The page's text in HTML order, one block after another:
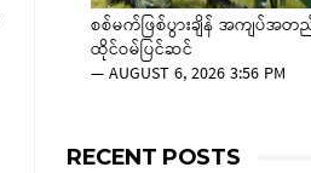
စစ်မက်ဖြစ်ပွားချိန် အကျပ်အတ
ထိုင်ဝမ်ပြင်ဆင်
—AUGUST 6, 2026 3:56 PM
RECENT POSTS